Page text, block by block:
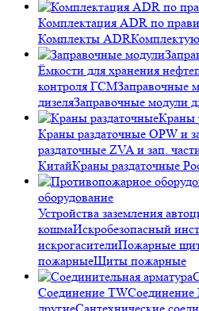
Комплектация ADR по
Комплекты ADR
Ёмкости для хранения
контроля ГСМЗаправочные
дизеляЗаправочные модули
Краны
Краны раздаточные OPW и
раздаточные ZVA и зап.
КитайКраны раздаточные
оборудование
Устройства заземления
кошмаИскробезопасный
искрогасителиПожарные
пожарныеЩиты пожарные
Соединение TWСоединение